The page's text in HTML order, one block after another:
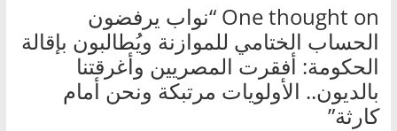
One thought on “ نواب يرفضون
الحساب الختامي للموازنة ويُطالبون بإقالة
الحكومة: أفقرت المصريين وأغرقتنا
بالديون.. الأولويات مرتبكة ونحن أمام
كارثة”